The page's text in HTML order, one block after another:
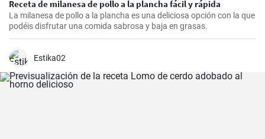
Receta de milanesa de pollo a la plancha fácil y rápida
La milanesa de pollo a la plancha es una deliciosa opción con la que
podéis disfrutar una comida sabrosa y baja en grasas.
Estika02